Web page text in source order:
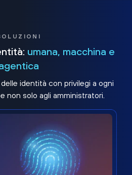
umana, macchina e
identità con privilegi a ogni
non solo agli amministratori.